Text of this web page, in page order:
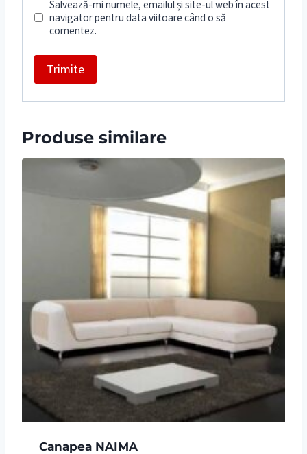
Salvează-mi numele, emailul și site-ul web în acest
navigator pentru data viitoare când o să
comentez.
Produse similare
Canapea NAIMA